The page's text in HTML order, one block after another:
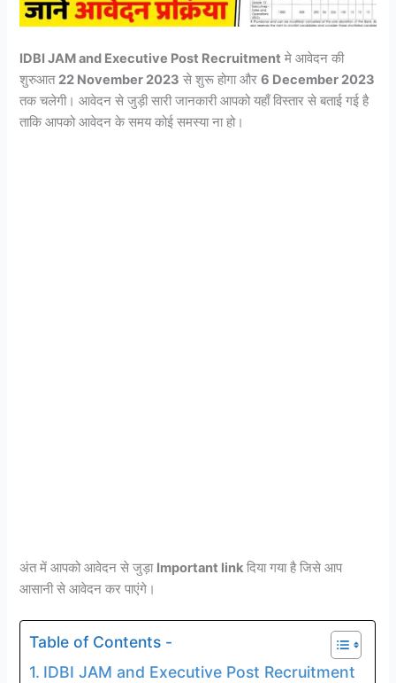
IDBI JAM and Executive Post Recruitment मे आवेदन की
शुरुआत 22 November 2023 से शुरू होगा और6 December 2023
तक चलेगी। आवेदन से जुड़ी सारी जानकारी आपको यहाँ विस्तार से बताई गई है
ताकि आपको आवेदन के समय कोई समस्या ना हो।
अंत में आपको आवेदन से जुड़ा Important link दिया गया है जिसे आप
आसानी से आवेदन कर पाएंगे।
Table of Contents -
IDBI JAM and Executive Post Recruitment